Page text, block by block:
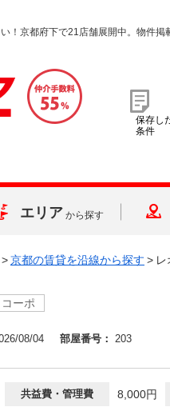
！京都府下で21店舗展開中。物件掲
保存し
条件
エリア から探す
>京都の賃貸を沿線から探す >
ーポ
08/04 部屋番号： 203
共益費・管理費 8,000円